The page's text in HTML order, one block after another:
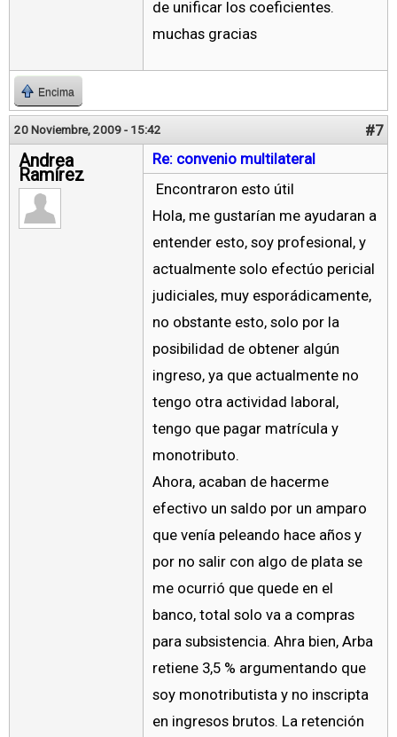
de unificar los coeficientes.
muchas gracias
Encima
20 Noviembre, 2009 - 15:42 #7
Andrea
Ramírez
Re: convenio multilateral
Encontraron esto útil
Hola, me gustarían me ayudaran a
entender esto, soy profesional, y
actualmente solo efectúo pericial
judiciales, muy esporádicamente,
no obstante esto, solo por la
posibilidad de obtener algún
ingreso, ya que actualmente no
tengo otra actividad laboral,
tengo que pagar matrícula y
monotributo.
Ahora, acaban de hacerme
efectivo un saldo por un amparo
que venía peleando hace años y
por no salir con algo de plata se
me ocurrió que quede en el
banco, total solo va a compras
para subsistencia. Ahra bien, Arba
retiene 3,5 % argumentando que
soy monotributista y no inscripta
en ingresos brutos. La retención